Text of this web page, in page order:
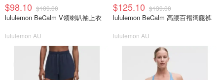
$98.10 $109.00
lululemon BeCalm V领喇叭袖上衣
lululemon AU
$125.10 $139.00
lululemon BeCalm 高腰百褶阔腿裤
lululemon AU